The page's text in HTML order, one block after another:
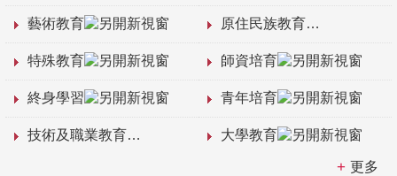
藝術教育 原住民族教育
特殊教育 師資培育
終身學習 青年培育
技術及職業教育 大學教育
更多